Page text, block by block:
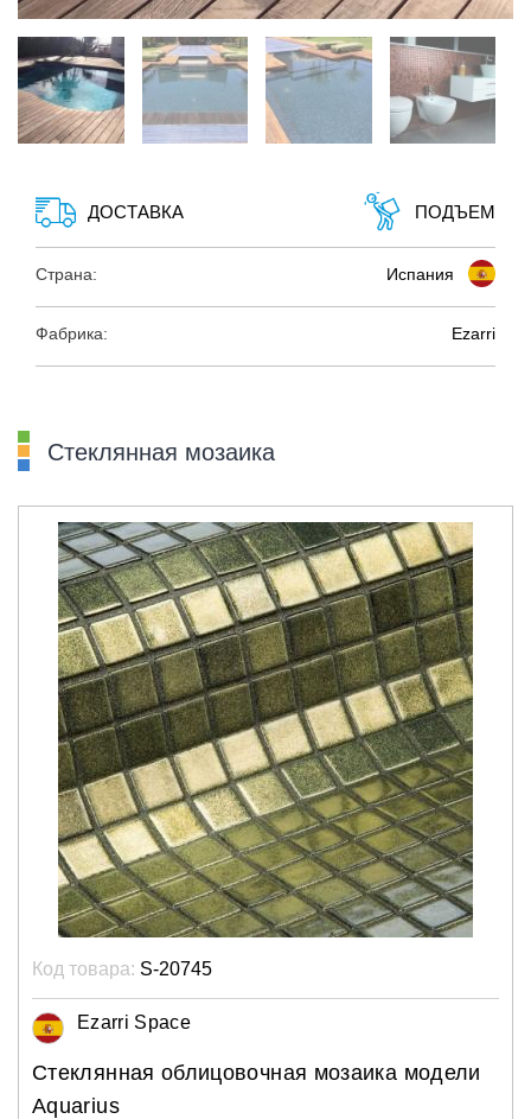
ДОСТАВКА ПОДЪЕМ
Страна: Испания
Фабрика: Ezarri
Стеклянная мозаика
Код товара: S-20745
Ezarri Space
Стеклянная облицовочная мозаика модели
Aquarius